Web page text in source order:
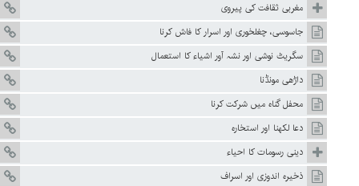
مغربی ثقافت کی پیروی
جاسوسی، چغلخوری اور اسرار کا فاش کرنا
سگریٹ نوشی اور نشہ آور اشیاء کا استعمال
داڑھی مونڈنا
محفل گناہ میں شرکت کرنا
دعا لکھنا اور استخارہ
دینی رسومات کا احیاء
ذخیرہ اندوزی اور اسراف